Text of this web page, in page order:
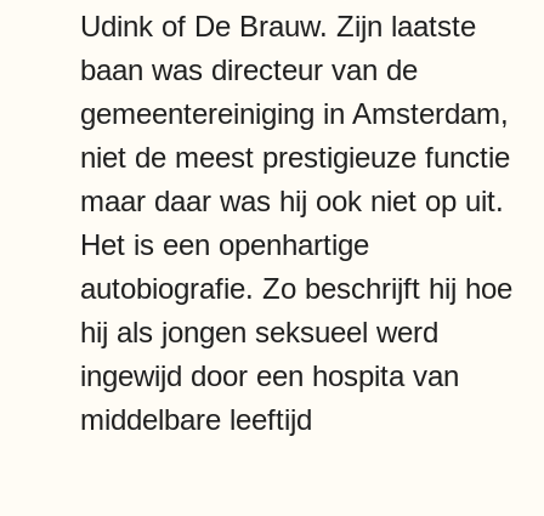
Udink of De Brauw. Zijn laatste
baan was directeur van de
gemeentereiniging in Amsterdam,
niet de meest prestigieuze functie
maar daar was hij ook niet op uit.
Het is een openhartige
autobiografie. Zo beschrijft hij hoe
hij als jongen seksueel werd
ingewijd door een hospita van
middelbare leeftijd